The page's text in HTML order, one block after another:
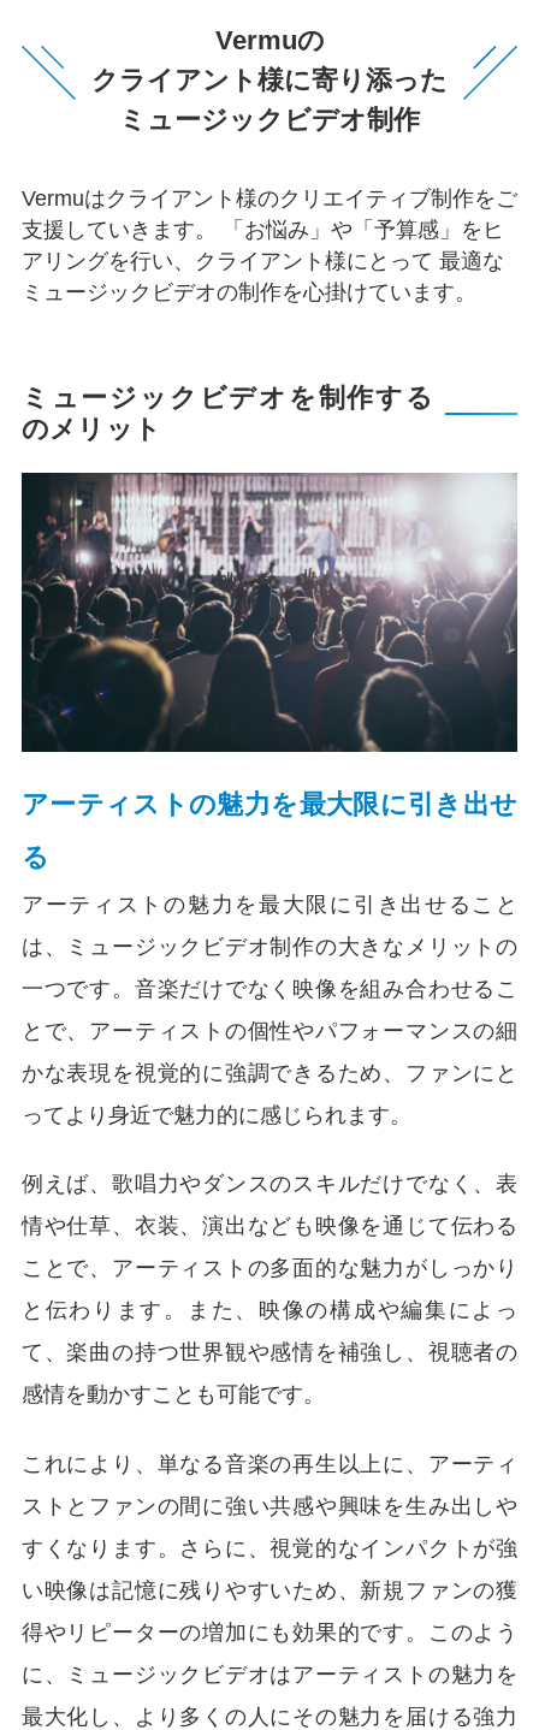
Vermuの
クライアント様に寄り添った
ミュージックビデオ制作
Vermuはクライアント様のクリエイティブ制作をご
支援していきます。
「お悩み」や「予算感」をヒ
アリングを行い、クライアント様にとって 最適な
ミュージックビデオの制作を心掛けています。
ミュージックビデオを制作する
のメリット
アーティストの魅力を最大限に引き出せ
る
アーティストの魅力を最大限に引き出せること
は、ミュージックビデオ制作の大きなメリットの
一つです。音楽だけでなく映像を組み合わせるこ
とで、アーティストの個性やパフォーマンスの細
かな表現を視覚的に強調できるため、ファンにと
ってより身近で魅力的に感じられます。
例えば、歌唱力やダンスのスキルだけでなく、表
情や仕草、衣装、演出なども映像を通じて伝わる
ことで、アーティストの多面的な魅力がしっかり
と伝わります。また、映像の構成や編集によっ
て、楽曲の持つ世界観や感情を補強し、視聴者の
感情を動かすことも可能です。
これにより、単なる音楽の再生以上に、アーティ
ストとファンの間に強い共感や興味を生み出しや
すくなります。さらに、視覚的なインパクトが強
い映像は記憶に残りやすいため、新規ファンの獲
得やリピーターの増加にも効果的です。このよう
に、ミュージックビデオはアーティストの魅力を
最大化し、より多くの人にその魅力を届ける強力